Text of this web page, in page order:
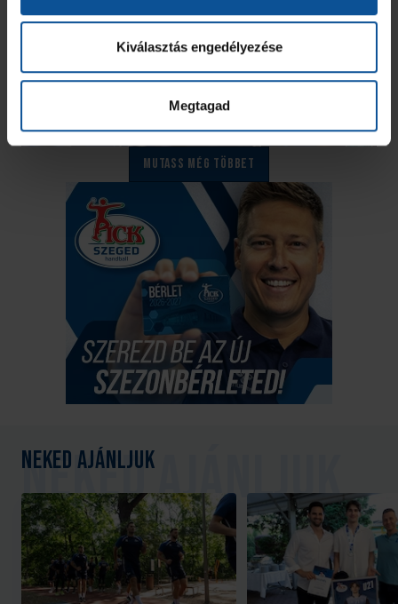
Kiválasztás engedélyezése
Megtagad
Mutass még többet
Neked ajánljuk